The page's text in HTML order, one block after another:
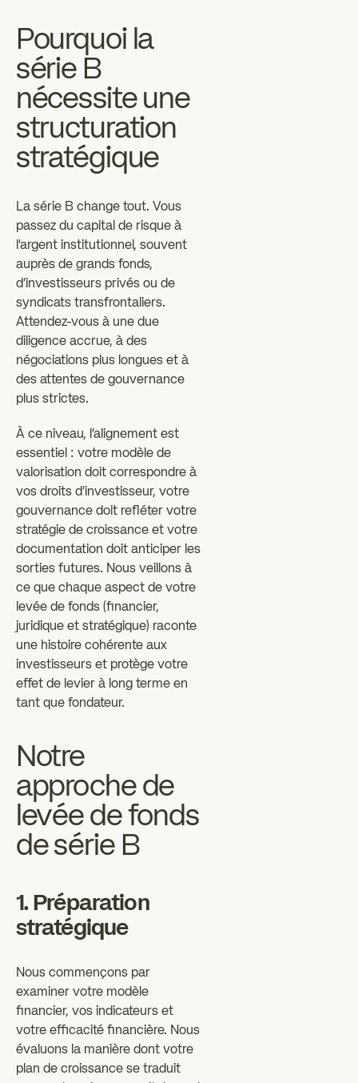
Pourquoi la
série B
nécessite une
structuration
stratégique
La série B change tout. Vous
passez du capital de risque à
l'argent institutionnel, souvent
auprès de grands fonds,
d'investisseurs privés ou de
syndicats transfrontaliers.
Attendez-vous à une due
diligence accrue, à des
négociations plus longues et à
des attentes de gouvernance
plus strictes.
À ce niveau, l'alignement est
essentiel : votre modèle de
valorisation doit correspondre à
vos droits d'investisseur, votre
gouvernance doit refléter votre
stratégie de croissance et votre
documentation doit anticiper les
sorties futures. Nous veillons à
ce que chaque aspect de votre
levée de fonds (financier,
juridique et stratégique) raconte
une histoire cohérente aux
investisseurs et protège votre
effet de levier à long terme en
tant que fondateur.
Notre
approche de
levée de fonds
de série B
1. Préparation
stratégique
Nous commençons par
examiner votre modèle
financier, vos indicateurs et
votre efficacité financière. Nous
évaluons la manière dont votre
plan de croissance se traduit